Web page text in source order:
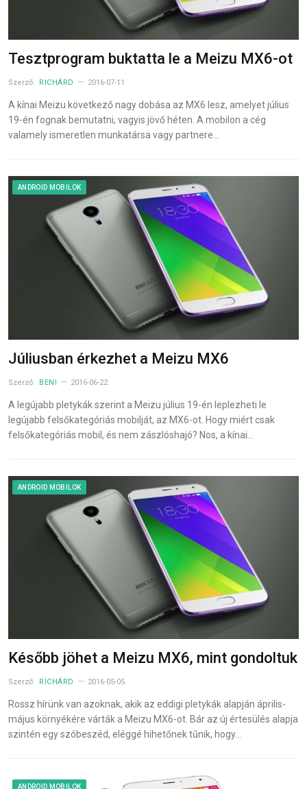
Tesztprogram buktatta le a Meizu MX6-ot
Szerző: RICHÁRD 2016-07-11
A kínai Meizu következő nagy dobása az MX6 lesz, amelyet július
19-én fognak bemutatni, vagyis jövő héten. A mobilon a cég
valamely ismeretlen munkatársa vagy partnere…
ANDROID MOBILOK
Júliusban érkezhet a Meizu MX6
Szerző: BENI 2016-06-22
A legújabb pletykák szerint a Meizu július 19-én leplezheti le
legújabb felsőkategóriás mobilját, az MX6-ot. Hogy miért csak
felsőkategóriás mobil, és nem zászlóshajó? Nos, a kínai…
ANDROID MOBILOK
Később jöhet a Meizu MX6, mint gondoltuk
Szerző: RICHÁRD 2016-05-05
Rossz hírünk van azoknak, akik az eddigi pletykák alapján április-
május környékére várták a Meizu MX6-ot. Bár az új értesülés alapja
szintén egy szóbeszéd, eléggé hihetőnek tűnik, hogy…
ANDROID MOBILOK